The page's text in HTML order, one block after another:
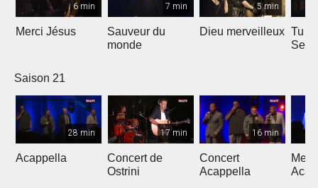
6 min
Merci Jésus
7 min
Sauveur du
monde
5 min
Dieu merveilleux Tu
Saison 21
28 min
Acappella
17 min
Concert de
Ostrini
16 min
Concert
Acappella